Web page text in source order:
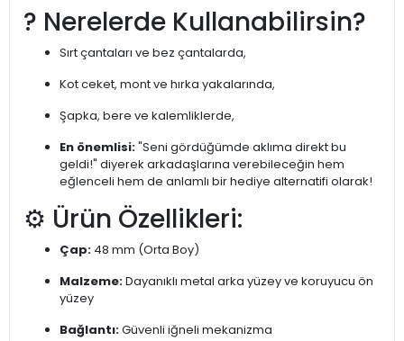
? Nerelerde Kullanabilirsin?
Sırt çantaları ve bez çantalarda,
Kot ceket, mont ve hırka yakalarında,
Şapka, bere ve kalemliklerde,
En önemlisi:"Seni gördüğümde aklıma direkt bu
geldi!" diyerek arkadaşlarına verebileceğin hem
eğlenceli hem de anlamlı bir hediye alternatifi olarak!
⚙️ Ürün Özellikleri:
Çap: 48 mm (Orta Boy)
Malzeme:Dayanıklı metal arka yüzey ve koruyucu ön
yüzey
Bağlantı:Güvenli iğneli mekanizma